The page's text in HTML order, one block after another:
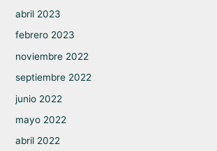
abril 2023
febrero 2023
noviembre 2022
septiembre 2022
junio 2022
mayo 2022
abril 2022